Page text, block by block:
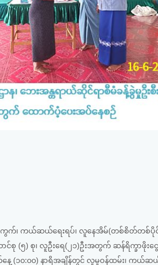
ပ်ကွက်၊ ကယ်ဆယ်ရေးရပ်၊ လူနေအိမ်(တစ်စိတ်တစ်ပို
စု (၅) စု၊ လူဦးရေ(၂၁)ဦးအတွက် ဆန်ရိက္ခာဖိုးငွေ
ေ့ (၁၀:၀၀) နာရိအချိန်တွင် လူမှုဝန်ထမ်း၊ ကယ်ဆ